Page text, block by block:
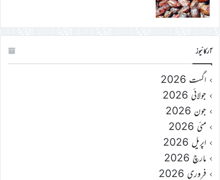
آرکائیوز
اگست 2026
جولائی 2026
جون 2026
مئی 2026
اپریل 2026
مارچ 2026
فروری 2026